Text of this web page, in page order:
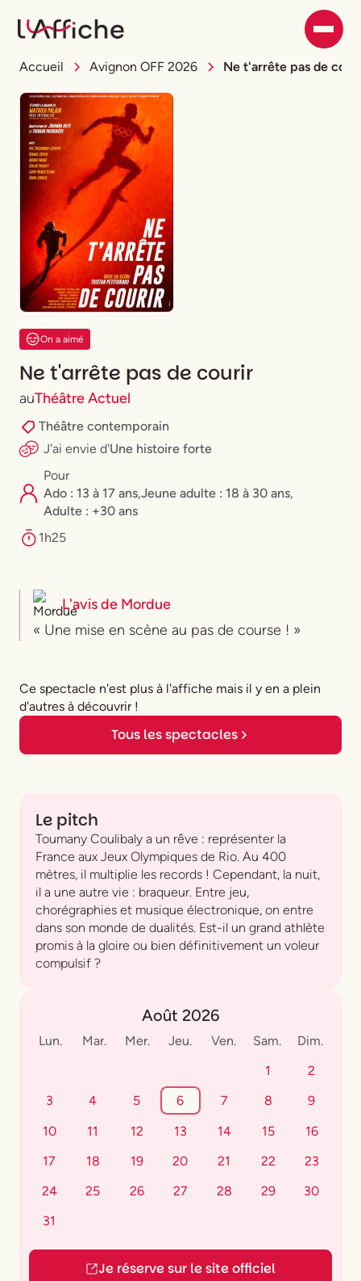
Accueil Avignon OFF 2026 Ne t'arrête pas de
On a aimé
Ne t'arrête pas de courir
auThéâtre Actuel
Théâtre contemporain
J'ai envie d'Une histoire forte
Pour
Ado : 13 à 17 ans,⁠Jeune adulte : 18 à 30 ans,
Adulte : +30 ans
1h25
L'avis de Mordue
« Une mise en scène au pas de course ! »
Ce spectacle n'est plus à l'affiche mais il y en a plein
d'autres à découvrir !
Tous les spectacles
Le pitch
Toumany Coulibaly a un rêve : représenter la
France aux Jeux Olympiques de Rio. Au 400
mètres, il multiplie les records ! Cependant, la nuit,
il a une autre vie : braqueur. Entre jeu,
chorégraphies et musique électronique, on entre
dans son monde de dualités. Est-il un grand athlète
promis à la gloire ou bien définitivement un voleur
compulsif ?
Août 2026
Lun. Mar. Mer. Jeu. Ven. Sam.
Dim.
1
2
3
4 5 6 7 8
9
10
11 12 13 14 15
16
17
18 19 20 21 22
23
24
25 26 27 28 29
30
31
Je réserve sur le site officiel